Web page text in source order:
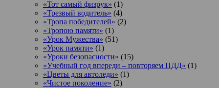
«Тот самый физрук» (1)
«Трезвый водитель» (4)
«Тропа победителей» (2)
«Тропою памяти» (1)
«Урок Мужества» (51)
«Урок памяти» (1)
«Уроки безопасности» (15)
«Учебный год впереди – повторяем ПДД» (1)
«Цветы для автоледи» (1)
«Чистое поколение» (2)